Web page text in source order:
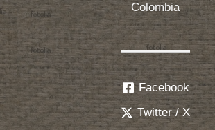
Colombia
Facebook
Twitter / X